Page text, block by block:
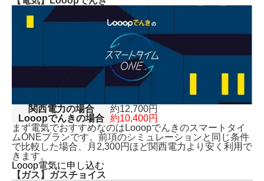
関西電力の場合
約12,700円
Looopでんきの場合
約10,400円
まず電気でおすすめなのはLooopでんきのスマートタイ
ムONEプランです。前項のシミュレーションと同じ条件
で比較した場合、月2,300円ほど関西電力より安く利用で
きます。
Looop電気に申し込む
【ガス】ガスチョイス